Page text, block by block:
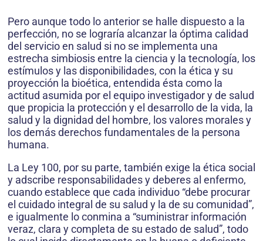
Pero aunque todo lo anterior se halle dispuesto a la
perfección, no se lograría alcanzar la óptima calidad
del servicio en salud si no se implementa una
estrecha simbiosis entre la ciencia y la tecnología, los
estímulos y las disponibilidades, con la ética y su
proyección la bioética, entendida ésta como la
actitud asumida por el equipo investigador y de salud
que propicia la protección y el desarrollo de la vida, la
salud y la dignidad del hombre, los valores morales y
los demás derechos fundamentales de la persona
humana.
La Ley 100, por su parte, también exige la ética social
y adscribe responsabilidades y deberes al enfermo,
cuando establece que cada individuo “debe procurar
el cuidado integral de su salud y la de su comunidad”,
e igualmente lo conmina a “suministrar información
veraz, clara y completa de su estado de salud”, todo